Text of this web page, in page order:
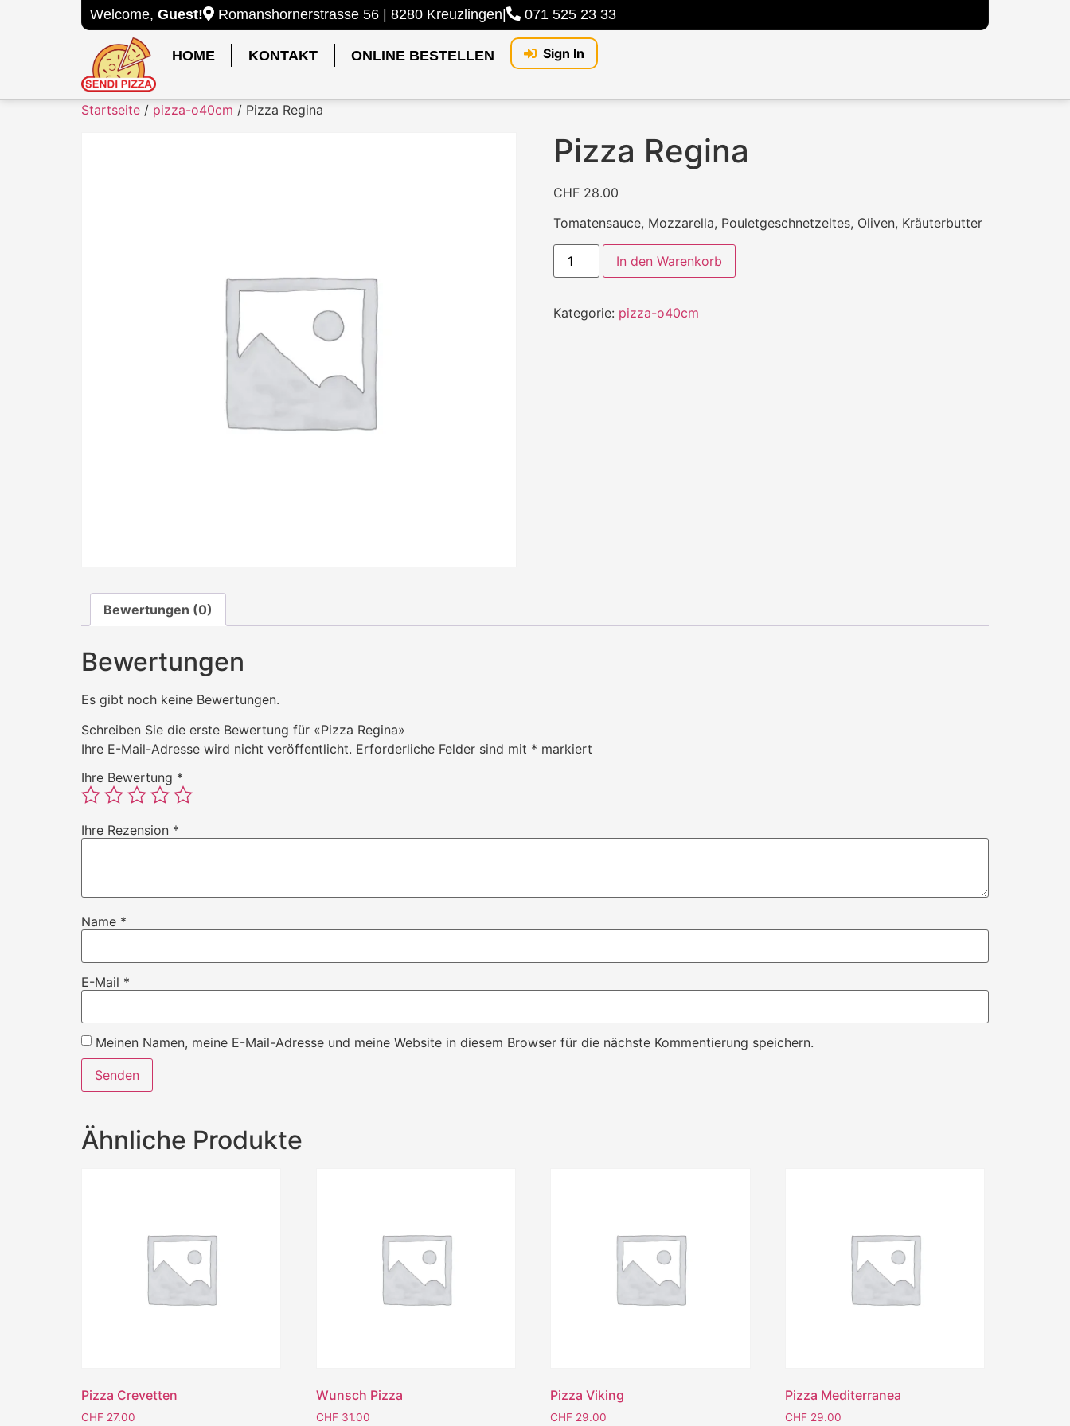
Welcome, Guest! Romanshornerstrasse 56 | 8280 Kreuzlingen 071 525 23 33
HOME KONTAKT ONLINE BESTELLEN Sign In
Startseite / pizza-o40cm / Pizza Regina
Pizza Regina
CHF28.00
Tomatensauce, Mozzarella, Pouletgeschnetzeltes, Oliven, Kräuterbutter
In den Warenkorb
Kategorie: pizza-o40cm
Bewertungen (0)
Bewertungen
Es gibt noch keine Bewertungen.
Schreiben Sie die erste Bewertung für «Pizza Regina»
Ihre E-Mail-Adresse wird nicht veröffentlicht. Erforderliche Felder sind mit * markiert
Ihre Bewertung *
Ihre Rezension *
Name *
E-Mail *
Meinen Namen, meine E-Mail-Adresse und meine Website in diesem Browser für die nächste Kommentierung speichern.
Ähnliche Produkte
Pizza Crevetten
CHF 27.00
Wunsch Pizza
CHF31.00
Pizza Viking
CHF 29.00
Pizza Mediterranea
CHF 29.00